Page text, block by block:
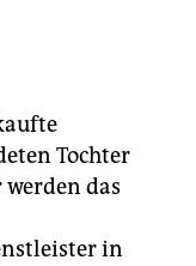
Druckhäuser
Umsatz erhöhte
die schon
im Jahr
Tochter
das
in